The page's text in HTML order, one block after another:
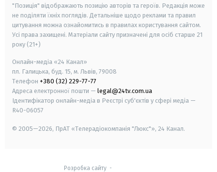
"Позиція" відображають позицію авторів та героїв. Редакція може
не поділяти їхніх поглядів. Детальніше щодо реклами та правил
цитування можна ознайомитись в правилах користування сайтом.
Усі права захищені. Матеріали сайту призначені для осіб старше 21
року (21+)
Онлайн-медіа «24 Канал»
пл. Галицька, буд. 15, м. Львів, 79008
Телефон +380 (32) 229-77-77
Адреса електронної пошти — legal@24tv.com.ua
Ідентифікатор онлайн-медіа в Реєстрі суб'єктів у сфері медіа —
R40-06057
© 2005—2026, ПрАТ «Телерадіокомпанія "Люкс"», 24 Канал.
Розробка сайту-